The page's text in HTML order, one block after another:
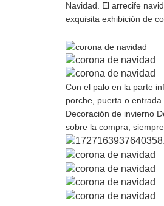
Navidad. El arrecife
exquisita exhibición de
Con el palo en la parte
porche, puerta o entrada
Decoración de invierno
sobre la compra,